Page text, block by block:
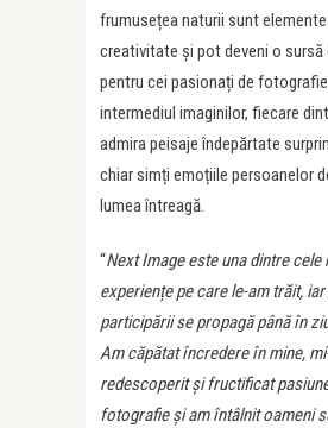
frumusețea naturii sunt
creativitate și pot deveni o sursă
pentru cei pasionați de
intermediul imaginilor, fiecare
admira peisaje îndepărtate
chiar simți emoțiile persoanelor
lumea întreagă.
“Next Image este una dintre cele
experiențe pe care le-am trăit,
participării se propagă până în
Am căpătat încredere în mine,
redescoperit și fructificat
fotografie și am întâlnit oameni